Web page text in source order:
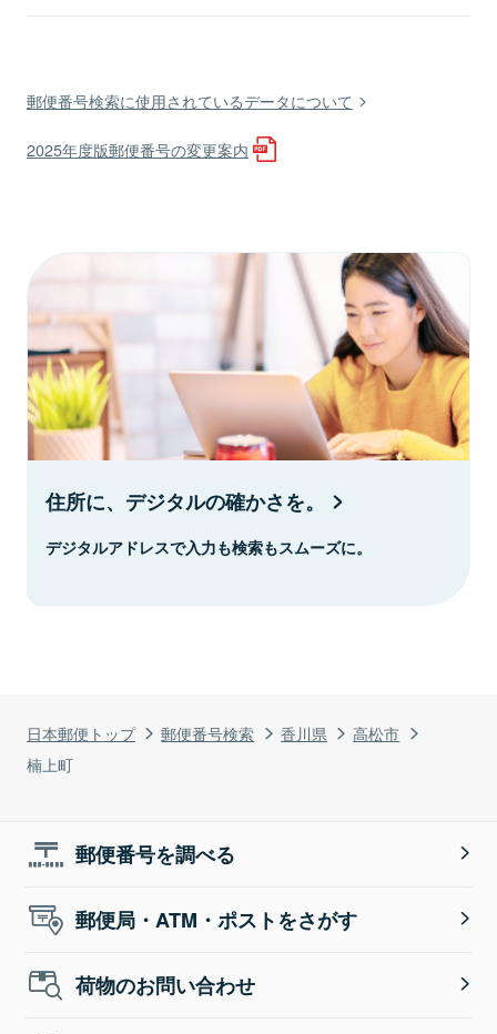
日本郵便トップ 郵便番号検索 香川県
高松市
楠上町
郵便番号検索に使用されているデータについて
2025年度版郵便番号の変更案内
住所に、デジタルの確かさを。
デジタルアドレスで入力も検索もスムーズに。
郵便番号を調べる
郵便局・ATM・ポストをさがす
荷物のお問い合わせ